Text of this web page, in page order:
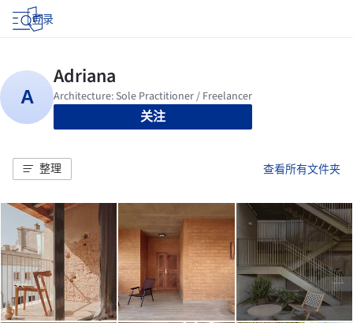
登录
关注
整理 查看所有文件夹